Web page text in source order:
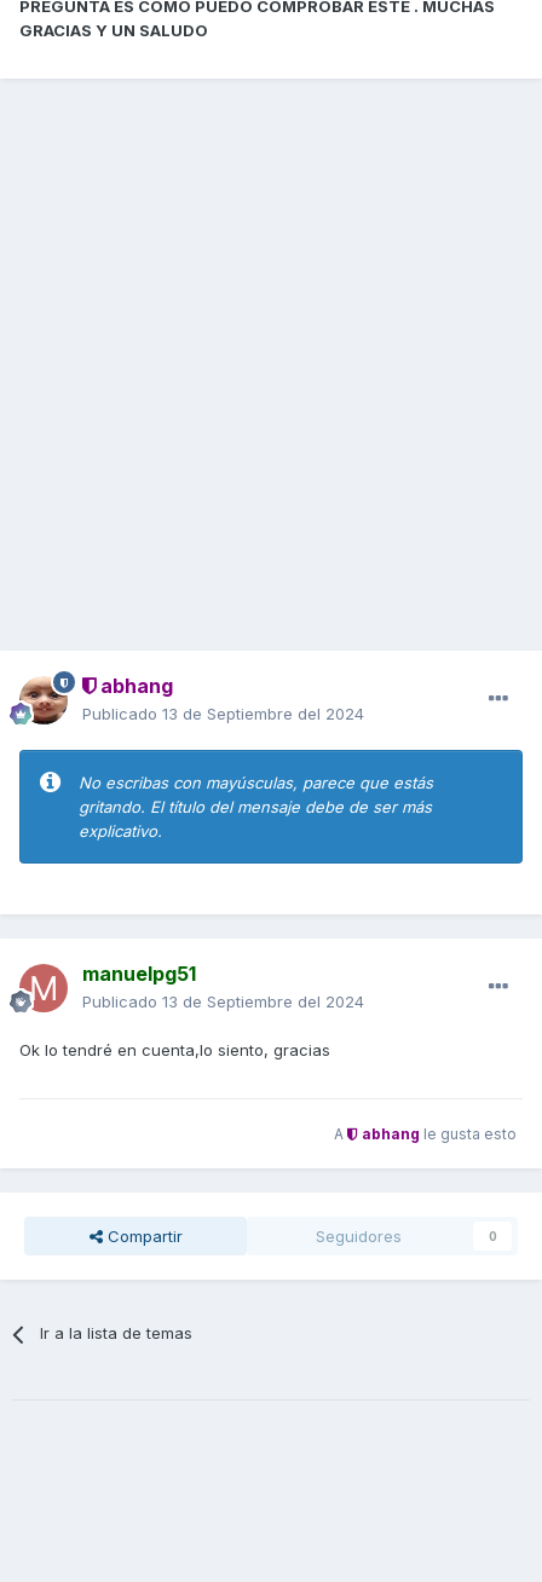
PREGUNTA ES COMO PUEDO COMPROBAR ESTE . MUCHAS
GRACIAS Y UN SALUDO
abhang
Publicado 13 de Septiembre del 2024
No escribas con mayúsculas, parece que estás
gritando. El título del mensaje debe de ser más
explicativo.
manuelpg51
Publicado 13 de Septiembre del 2024
Ok lo tendré en cuenta,lo siento, gracias
A abhang le gusta esto
Compartir Seguidores 0
Ir a la lista de temas